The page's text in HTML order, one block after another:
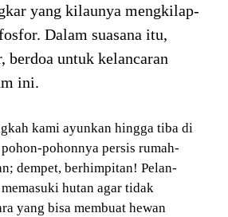
yang kilaunya mengkilap-
Dalam suasana itu,
berdoa untuk kelancaran
ini.
kami ayunkan hingga tiba di
pohonnya persis rumah-
dempet, berhimpitan! Pelan-
hutan agar tidak
yang bisa membuat hewan